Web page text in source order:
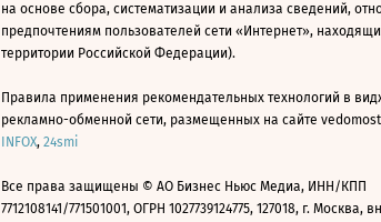
на основе сбора, систематизации и анализа сведений,
предпочтениям пользователей сети «Интернет»,
территории Российской Федерации).
Правила применения рекомендательных технологий в
рекламно-обменной сети, размещенных на сайте
INFOX, 24smi
Все права защищены © АО Бизнес Ньюс Медиа, ИНН/КПП
7712108141/771501001, ОГРН 1027739124775, 127018, г. Москва,